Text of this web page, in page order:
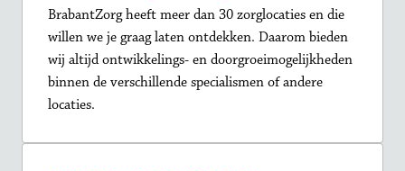
BrabantZorg heeft meer dan 30 zorglocaties en die
willen we je graag laten ontdekken. Daarom bieden
wij altijd ontwikkelings- en doorgroeimogelijkheden
binnen de verschillende specialismen of andere
locaties.